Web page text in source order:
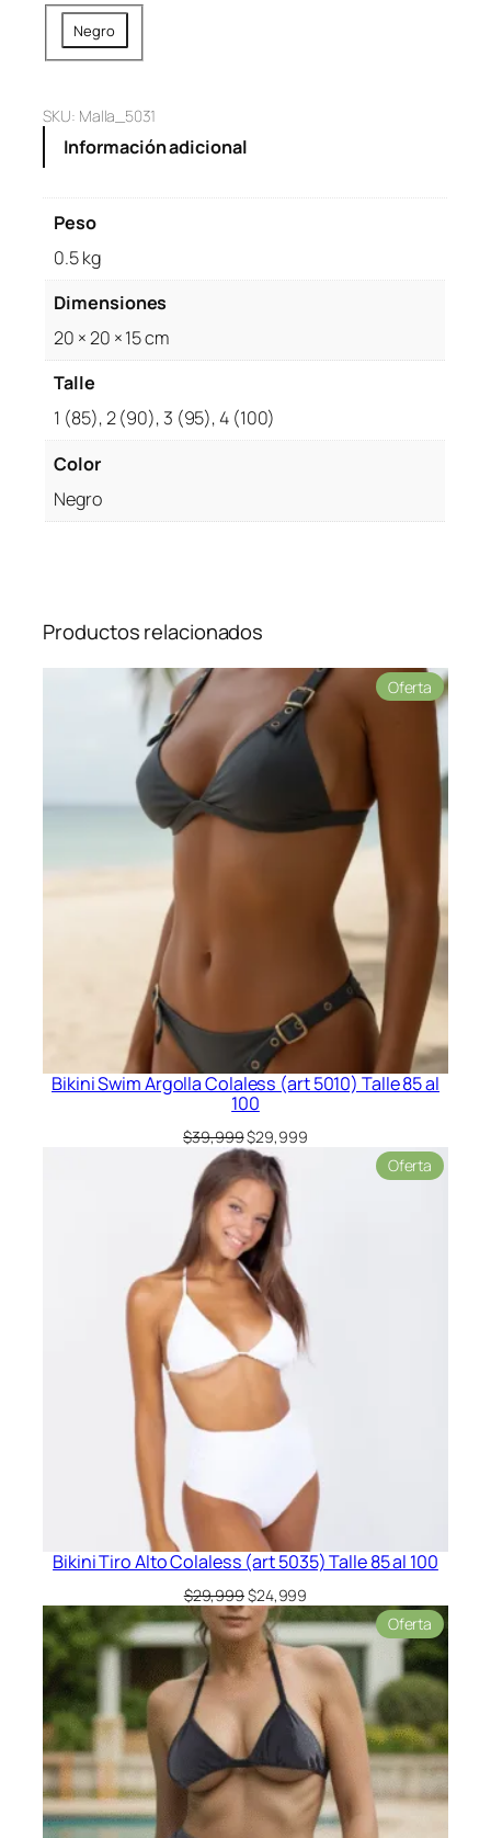
i
n
e
r
7
9
9
.
$
Negro
SKU: Malla_5031
Información adicional
Peso
0.5 kg
Dimensiones
20 × 20 × 15 cm
Talle
1 (85), 2 (90), 3 (95), 4 (100)
Color
Negro
Productos relacionados
Oferta
en
oferta
Bikini Swim Argolla Colaless (art 5010) Talle 85 al
100
$39,999El
precio
original
era:
$39,999.
$29,999El
Oferta
en
Bikini Tiro Alto Colaless (art 5035) Talle 85 al 100
$29,999El
precio
original
era:
$29,999.
$24,999
precio
actual
es:
$24,999.
Oferta
en
oferta